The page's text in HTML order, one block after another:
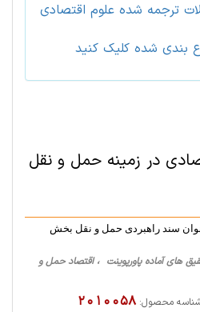
ترجمه شده علوم اقتصادی
بندی شده کلیک کنید
در زمینه حمل و نقل
سند راهبردی حمل و نقل بخش
، تحقیق های آماده پاورپوینت ، اقتصاد حمل و
محصول: 2010058